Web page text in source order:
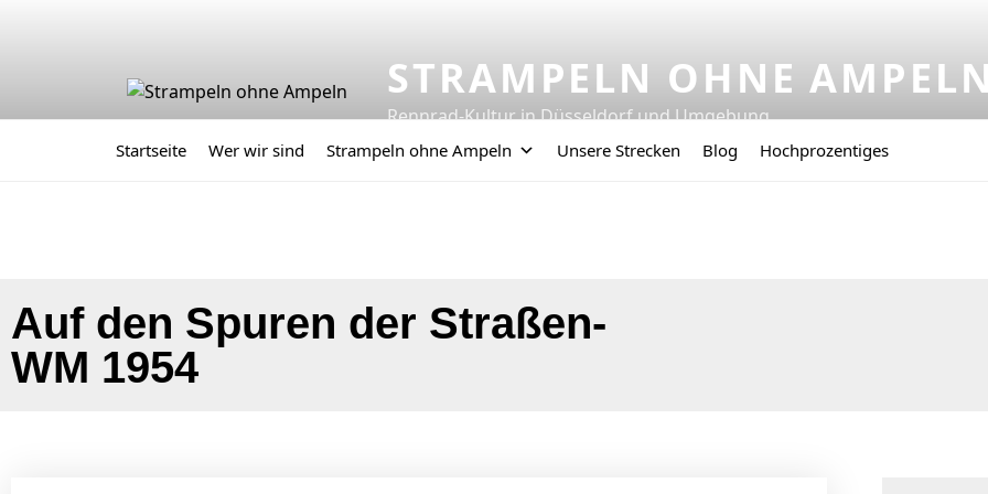
STRAMPELN OHNE
Rennrad-Kultur in Düsseldorf und Umgebung
Startseite Wer wir sind Strampeln ohne Ampeln Unsere Strecken Blog Hochprozentiges
Auf den Spuren der Straßen-
WM 1954